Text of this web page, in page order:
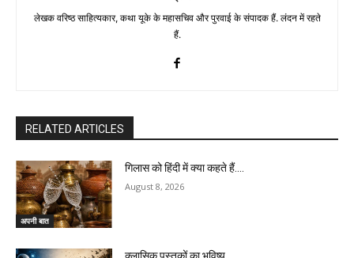
लेखक वरिष्ठ साहित्यकार, कथा यूके के महासचिव और पुरवाई के संपादक हैं. लंदन में रहते
हैं.
RELATED ARTICLES
अपनी बात
गिलास को हिंदी में क्या कहते हैं….
August 8, 2026